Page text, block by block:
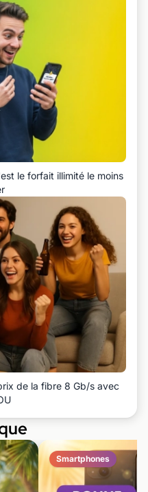
le forfait illimité le moins
de la fibre 8 Gb/s avec
Smartphones